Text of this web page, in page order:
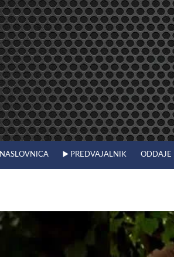
NASLOVNICA ▶️ PREDVAJALNIK ODDAJE